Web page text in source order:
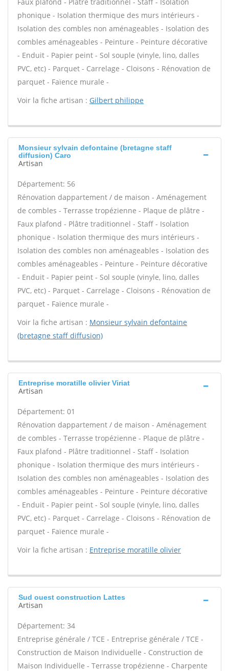
phonique - Isolation thermique des murs intérieurs -
Isolation des combles non aménageables - Isolation des
combles aménageables - Peinture - Peinture décorative
- Enduit - Papier peint - Sol souple (vinyle, lino, dalles
PVC, etc) - Parquet - Carrelage - Cloisons - Rénovation de
parquet - Faïence murale -
Voir la fiche artisan : Gilbert philippe
Monsieur sylvain defontaine (bretagne staff
diffusion) Caro
Artisan
Département: 56
Rénovation dappartement / de maison - Aménagement
de combles - Terrasse tropézienne - Plaque de plâtre -
Faux plafond - Plâtre traditionnel - Staff - Isolation
phonique - Isolation thermique des murs intérieurs -
Isolation des combles non aménageables - Isolation des
combles aménageables - Peinture - Peinture décorative
- Enduit - Papier peint - Sol souple (vinyle, lino, dalles
PVC, etc) - Parquet - Carrelage - Cloisons - Rénovation de
parquet - Faïence murale -
Voir la fiche artisan : Monsieur sylvain defontaine
(bretagne staff diffusion)
Entreprise moratille olivier Viriat
Artisan
Département: 01
Rénovation dappartement / de maison - Aménagement
de combles - Terrasse tropézienne - Plaque de plâtre -
Faux plafond - Plâtre traditionnel - Staff - Isolation
phonique - Isolation thermique des murs intérieurs -
Isolation des combles non aménageables - Isolation des
combles aménageables - Peinture - Peinture décorative
- Enduit - Papier peint - Sol souple (vinyle, lino, dalles
PVC, etc) - Parquet - Carrelage - Cloisons - Rénovation de
parquet - Faïence murale -
Voir la fiche artisan : Entreprise moratille olivier
Sud ouest construction Lattes
Artisan
Département: 34
Entreprise générale / TCE - Entreprise générale / TCE -
Construction de Maison Individuelle - Construction de
Maison Individuelle - Terrasse tropézienne - Charpente